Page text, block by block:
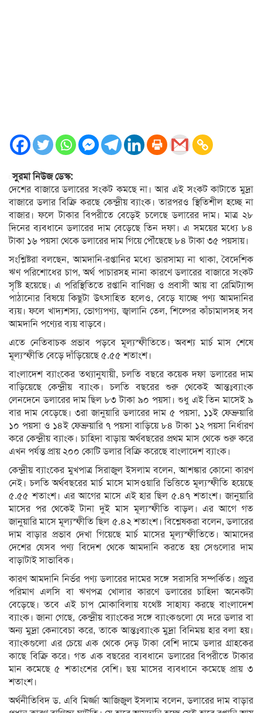
সুরমা নিউজ ডেস্ক:
দেশের বাজারে ডলারের সংকট কমছে না। আর এই সংকট কাটাতে মুদ্রা
বাজারে ডলার বিক্রি করছে কেন্দ্রীয় ব্যাংক। তারপরও স্থিতিশীল হচ্ছে না
বাজার। ফলে টাকার বিপরীতে বেড়েই চলেছে ডলারের দাম। মাত্র ২৮
দিনের ব্যবধানে ডলারের দাম বেড়েছে তিন দফা। এ সময়ের মধ্যে ৮৪
টাকা ১৬ পয়সা থেকে ডলারের দাম গিয়ে পৌঁছেছে ৮৪ টাকা ৩৫ পয়সায়।
সংশ্লিষ্টরা বলছেন, আমদানি-রপ্তানির মধ্যে ভারসাম্য না থাকা, বৈদেশিক
ঋণ পরিশোধের চাপ, অর্থ পাচারসহ নানা কারণে ডলারের বাজারে সংকট
সৃষ্টি হয়েছে। এ পরিস্থিতিতে রপ্তানি বাণিজ্য ও প্রবাসী আয় বা রেমিট্যান্স
পাঠানোর বিষয়ে কিছুটা উৎসাহিত হলেও, বেড়ে যাচ্ছে পণ্য আমদানির
ব্যয়। ফলে খাদ্যশস্য, ভোগ্যপণ্য, জ্বালানি তেল, শিল্পের কাঁচামালসহ সব
আমদানি পণ্যের ব্যয় বাড়বে।
এতে নেতিবাচক প্রভাব পড়বে মূল্যস্ফীতিতে। অবশ্য মার্চ মাস শেষে
মূল্যস্ফীতি বেড়ে দাঁড়িয়েছে ৫.৫৫ শতাংশ।
বাংলাদেশ ব্যাংকের তথ্যানুযায়ী, চলতি বছরে কয়েক দফা ডলারের দাম
বাড়িয়েছে কেন্দ্রীয় ব্যাংক। চলতি বছরের শুরু থেকেই আন্তঃব্যাংক
লেনদেনে ডলারের দাম ছিল ৮৩ টাকা ৯০ পয়সা। শুধু এই তিন মাসেই ৯
বার দাম বেড়েছে। ৩রা জানুয়ারি ডলারের দাম ৫ পয়সা, ১১ই ফেব্রুয়ারি
১০ পয়সা ও ১৪ই ফেব্রুয়ারি ৭ পয়সা বাড়িয়ে ৮৪ টাকা ১২ পয়সা নির্ধারণ
করে কেন্দ্রীয় ব্যাংক। চাহিদা বাড়ায় অর্থবছরের প্রথম মাস থেকে শুরু করে
এখন পর্যন্ত প্রায় ২০০ কোটি ডলার বিক্রি করেছে বাংলাদেশ ব্যাংক।
কেন্দ্রীয় ব্যাংকের মুখপাত্র সিরাজুল ইসলাম বলেন, আশঙ্কার কোনো কারণ
নেই। চলতি অর্থবছরের মার্চ মাসে মাসওয়ারি ভিত্তিতে মূল্যস্ফীতি হয়েছে
৫.৫৫ শতাংশ। এর আগের মাসে এই হার ছিল ৫.৪৭ শতাংশ। জানুয়ারি
মাসের পর থেকেই টানা দুই মাস মূল্যস্ফীতি বাড়ল। এর আগে গত
জানুয়ারি মাসে মূল্যস্ফীতি ছিল ৫.৪২ শতাংশ। বিশ্লেষকরা বলেন, ডলারের
দাম বাড়ার প্রভাব দেখা গিয়েছে মার্চ মাসের মূল্যস্ফীতিতে। আমাদের
দেশের যেসব পণ্য বিদেশ থেকে আমদানি করতে হয় সেগুলোর দাম
বাড়াটাই সাভাবিক।
কারণ আমদানি নির্ভর পণ্য ডলারের দামের সঙ্গে সরাসরি সম্পর্কিত। প্রচুর
পরিমাণ এলসি বা ঋণপত্র খোলার কারণে ডলারের চাহিদা অনেকটা
বেড়েছে। তবে এই চাপ মোকাবিলায় যথেষ্ট সাহায্য করছে বাংলাদেশ
ব্যাংক। জানা গেছে, কেন্দ্রীয় ব্যাংকের সঙ্গে ব্যাংকগুলো যে দরে ডলার বা
অন্য মুদ্রা কেনাবেচা করে, তাকে আন্তঃব্যাংক মুদ্রা বিনিময় হার বলা হয়।
ব্যাংকগুলো এর চেয়ে এক থেকে দেড় টাকা বেশি দামে ডলার গ্রাহকের
কাছে বিক্রি করে। গত এক বছরের ব্যবধানে ডলারের বিপরীতে টাকার
মান কমেছে ৫ শতাংশের বেশি। ছয় মাসের ব্যবধানে কমেছে প্রায় ৩
শতাংশ।
অর্থনীতিবিদ ড. এবি মির্জ্জা আজিজুল ইসলাম বলেন, ডলারের দাম বাড়ার